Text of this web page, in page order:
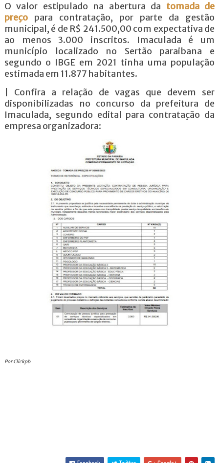
O valor estipulado na abertura da tomada de
preçopara contratação, por parte da gestão
municipal, é de R$ 241.500,00 com expectativa de
ao menos 3.000 inscritos. Imaculada é um
município localizado no Sertão paraibana e
segundo o IBGE em 2021 tinha uma população
estimada em 11.877 habitantes.
| Confira a relação de vagas que devem ser
disponibilizadas no concurso da prefeitura de
Imaculada, segundo edital para contratação da
empresa organizadora:
Por Clickpb